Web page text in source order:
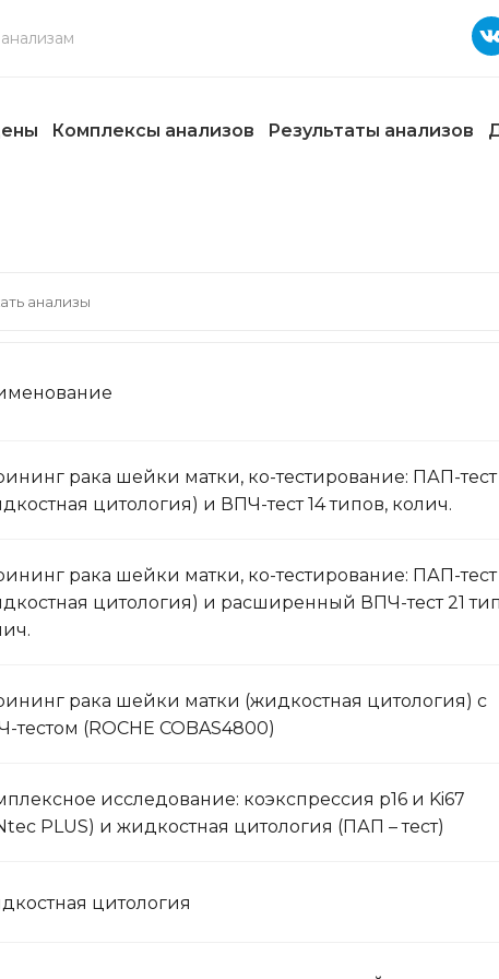
Комплексы анализов Результаты анализов
рака шейки матки, ко-тестирование: ПАП-тест
цитология) и ВПЧ-тест 14 типов, колич.
рака шейки матки, ко-тестирование: ПАП-тест
цитология) и расширенный ВПЧ-тест 21
рака шейки матки (жидкостная цитология) с
тестом (ROCHE COBAS4800)
исследование: коэкспрессия p16 и Ki67
PLUS) и жидкостная цитология (ПАП – тест)
цитология